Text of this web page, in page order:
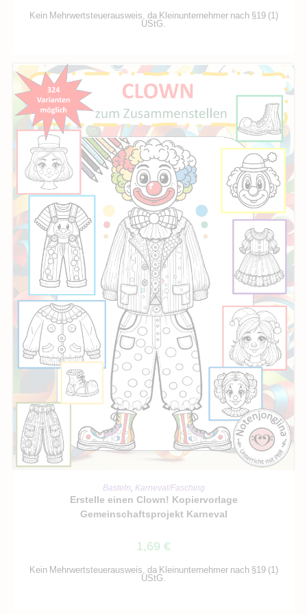
Kein Mehrwertsteuerausweis, da Kleinunternehmer nach §19 (1)
UStG.
IN DEN WARENKORB
Basteln, Karneval/Fasching
Erstelle einen Clown! Kopiervorlage
Gemeinschaftsprojekt Karneval
1,69 €
Kein Mehrwertsteuerausweis, da Kleinunternehmer nach §19 (1)
UStG.